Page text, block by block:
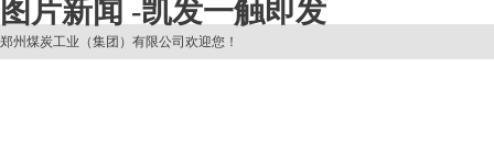
图片新闻 -凯发一触即发
郑州煤炭工业（集团）有限公司欢迎您！